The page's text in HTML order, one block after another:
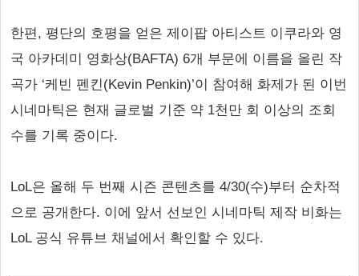
한편, 평단의 호평을 얻은 제이팝 아티스트 이쿠라와 영
국 아카데미 영화상(BAFTA) 6개 부문에 이름을 올린 작
곡가 ‘케빈 펜킨(Kevin Penkin)’이 참여해 화제가 된 이번
시네마틱은 현재 글로벌 기준 약 1천만 회 이상의 조회
수를 기록 중이다.
LoL은 올해 두 번째 시즌 콘텐츠를 4/30(수)부터 순차적
으로 공개한다. 이에 앞서 선보인 시네마틱 제작 비화는
LoL 공식 유튜브 채널에서 확인할 수 있다.